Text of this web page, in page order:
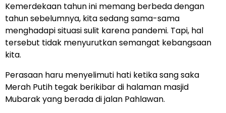
Kemerdekaan tahun ini memang berbeda dengan
tahun sebelumnya, kita sedang sama-sama
menghadapi situasi sulit karena pandemi. Tapi, hal
tersebut tidak menyurutkan semangat kebangsaan
kita.
Perasaan haru menyelimuti hati ketika sang saka
Merah Putih tegak berikibar di halaman masjid
Mubarak yang berada di jalan Pahlawan.